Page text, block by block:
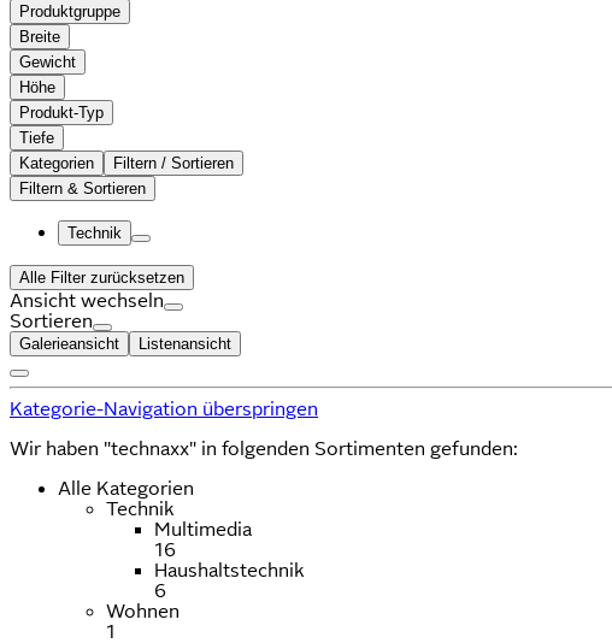
Produktgruppe
Breite
Gewicht
Höhe
Produkt-Typ
Tiefe
Kategorien
Filtern / Sortieren
Filtern & Sortieren
Technik
Alle Filter zurücksetzen
Ansicht wechseln
Sortieren
Galerieansicht Listenansicht
Kategorie-Navigation überspringen
Wir haben "technaxx" in folgenden Sortimenten gefunden:
Alle Kategorien
Technik
Multimedia
16
Haushaltstechnik
6
Wohnen
1